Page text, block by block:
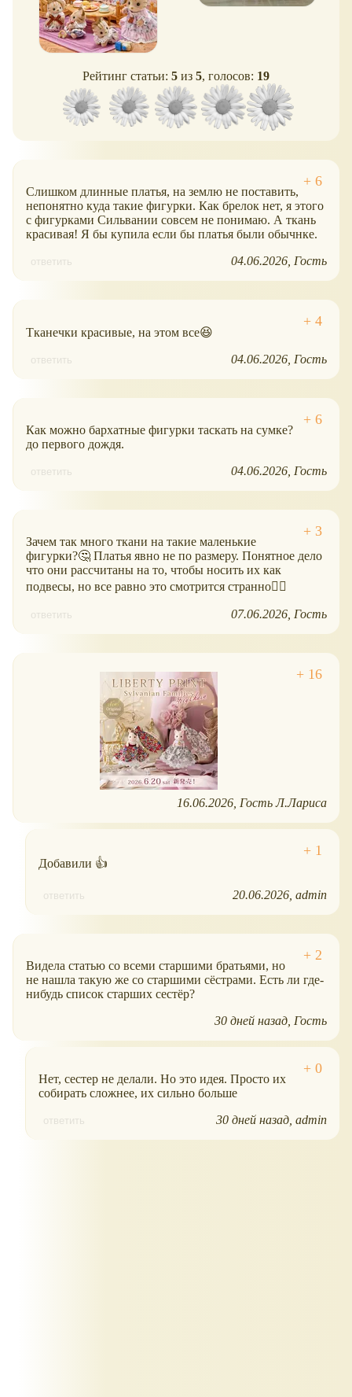
Рейтинг статьи: 5 из 5, голосов: 19
Слишком длинные платья, на землю не поставить,
непонятно куда такие фигурки. Как брелок нет, я этого
с фигурками Сильвании совсем не понимаю. А ткань
красивая! Я бы купила если бы платья были обычнке.
ответить 04.06.2026 Гость
Тканечки красивые, на этом все😆
ответить 04.06.2026 Гость
Как можно бархатные фигурки таскать на сумке?
до первого дождя.
ответить 04.06.2026 Гость
Зачем так много ткани на такие маленькие
фигурки?🤔 Платья явно не по размеру. Понятное дело
что они рассчитаны на то, чтобы носить их как
подвесы, но все равно это смотрится странно🤷‍♀️
ответить 07.06.2026 Гость
16.06.2026 Гость Л.Лариса
Добавили 👍
ответить 20.06.2026 admin
Видела статью со всеми старшими братьями, но
не нашла такую же со старшими сëстрами. Есть ли где-
нибудь список старших сестëр?
30 дней назад Гость
Нет, сестер не делали. Но это идея. Просто их
собирать сложнее, их сильно больше
ответить 30 дней назад admin